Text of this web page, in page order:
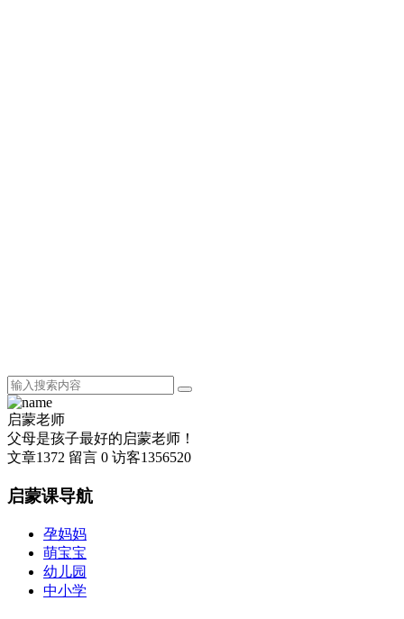
启蒙老师
父母是孩子最好的启蒙老师！
文章1372 留言 0 访客1356520
启蒙课导航
孕妈妈
萌宝宝
幼儿园
中小学